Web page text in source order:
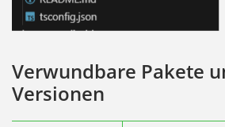
Verwundbare Pakete
Versionen